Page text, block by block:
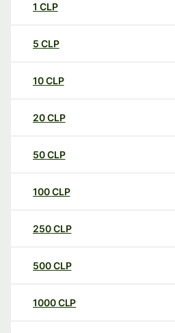
1 CLP
5 CLP
10CLP
20CLP
50CLP
100CLP
250CLP
500CLP
1000CLP